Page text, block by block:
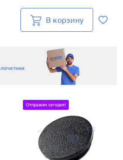
В корзину
Отправим сегодня!